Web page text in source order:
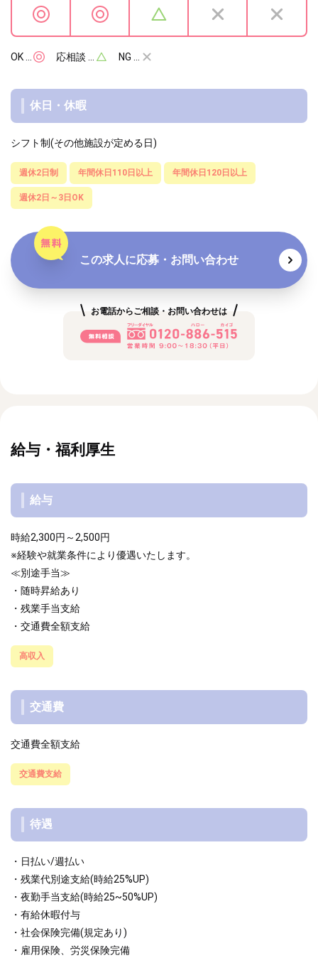
OK … 応相談 … NG …
休日・休暇
シフト制(その他施設が定める日)
週休2日制 年間休日110日以上 年間休日120日以上
週休2日～3日OK
この求人に応募・お問い合わせ
お電話からご相談・お問い合わせは
給与・福利厚生
給与
時給2,300円～2,500円
※経験や就業条件により優遇いたします。
≪別途手当≫
・随時昇給あり
・残業手当支給
・交通費全額支給
高収入
交通費
交通費全額支給
交通費支給
待遇
・日払い/週払い
・残業代別途支給(時給25%UP)
・夜勤手当支給(時給25~50%UP)
・有給休暇付与
・社会保険完備(規定あり)
・雇用保険、労災保険完備